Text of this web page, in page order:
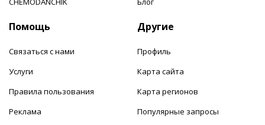
Помощь
Связаться с нами
Услуги
Правила пользования
Реклама
Другие
Профиль
Карта сайта
Карта регионов
Популярные запросы